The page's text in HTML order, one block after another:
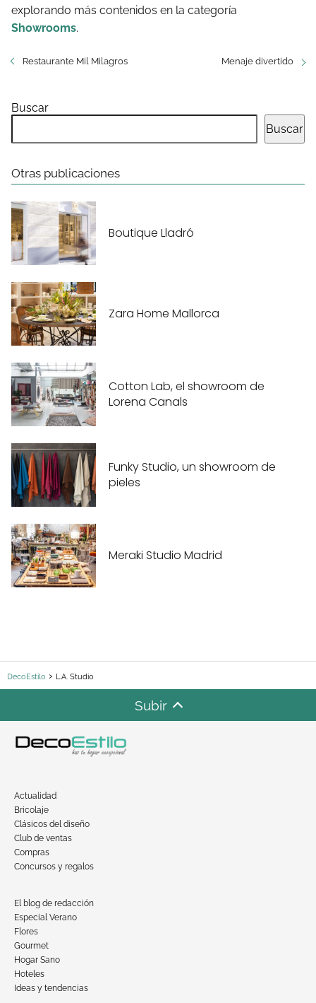
explorando más contenidos en la categoría
Showrooms.
Restaurante Mil Milagros Menaje divertido
Buscar
Buscar
Otras publicaciones
Boutique Lladró
Zara Home Mallorca
Cotton Lab, el showroom de
Lorena Canals
Funky Studio, un showroom de
pieles
Meraki Studio Madrid
DecoEstilo L.A. Studio
Subir
Actualidad
Bricolaje
Clásicos del diseño
Club de ventas
Compras
Concursos y regalos
El blog de redacción
Especial Verano
Flores
Gourmet
Hogar Sano
Hoteles
Ideas y tendencias